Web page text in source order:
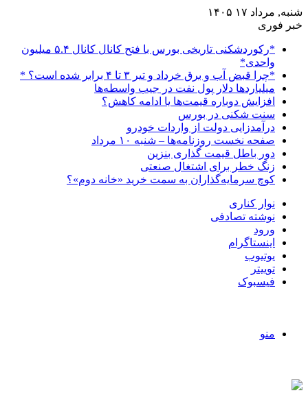
شنبه, مرداد ۱۷ ۱۴۰۵
خبر فوری
*رکوردشکنی تاریخی بورس با فتح کانال کانال ۵.۴ میلیون
واحدی*
*چرا قبض آب و برق خرداد و تیر ۳ تا ۴ برابر شده است؟ *
میلیاردها دلار پول نفت در جیب واسطه‌ها
افزایش دوباره قیمت‌ها یا ادامه کاهش؟
سنت شکنی در بورس
درآمدزایی دولت از واردات خودرو
صفحه نخست روزنامه‌ها – شنبه ۱۰ مرداد
دور باطل قیمت گذاری بنزین
زنگ خطر برای اشتغال صنعتی
کوچ سرمایه‌گذاران به سمت خرید «خانه دوم»؟
نوار کناری
نوشته تصادفی
ورود
اینستاگرام
یوتیوب
توییتر
فیسبوک
منو